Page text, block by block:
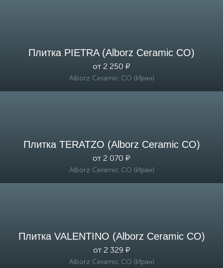
Плитка PIETRA (Alborz Ceramic CO)
от 2 250 ₽
Alborz Ceramic CO (Иран)
Плитка TERATZO (Alborz Ceramic CO)
от 2 070 ₽
Alborz Ceramic CO (Иран)
Плитка VALENTINO (Alborz Ceramic CO)
от 2 329 ₽
Alborz Ceramic CO (Иран)